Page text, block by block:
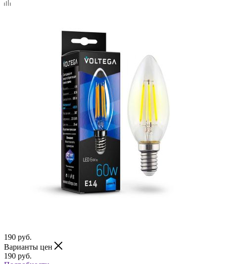
190 руб.
Варианты цен
190 руб.